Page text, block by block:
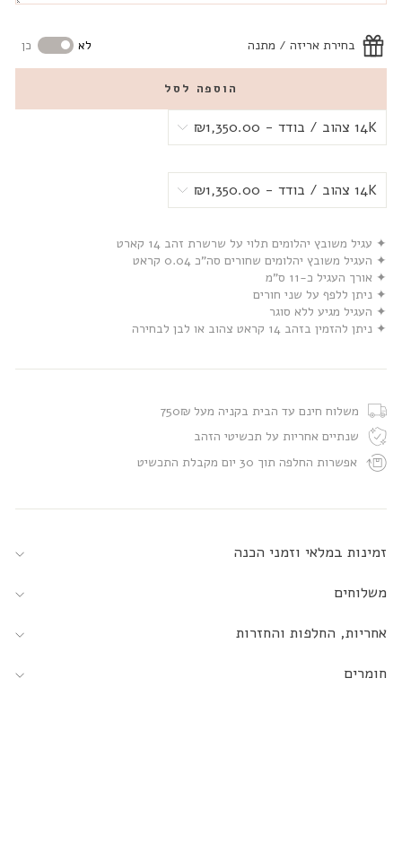
בחירת אריזה / מתנה לא כן
הוספה לסל
✦ עגיל משובץ יהלומים תלוי על שרשרת זהב 14 קארט
✦ העגיל משובץ יהלומים שחורים סה”כ 0.04 קראט
✦ אורך העגיל כ-11 ס”מ
✦ ניתן ללפף על שני חורים
✦ העגיל מגיע ללא סוגר
✦ ניתן להזמין בזהב 14 קראט צהוב או לבן לבחירה
משלוח חינם עד הבית בקניה מעל 750₪
שנתיים אחריות על תכשיטי הזהב
אפשרות החלפה תוך 30 יום מקבלת התכשיט
זמינות במלאי וזמני הכנה
משלוחים
אחריות, החלפות והחזרות
חומרים